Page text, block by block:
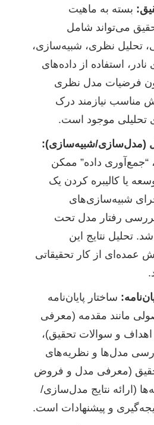
بسته به ماهیت
می‌تواند شامل
تحلیل نظری، شبیه‌سازی،
استفاده از داده‌های
فرضیات مدل نظری
مناسب نیازمند درک
تحلیلی موجود است.
(مدل‌سازی/شبیه‌سازی):
“جمع‌آوری داده” ممکن
یا کالیبره کردن یک
شبیه‌سازی‌های
بررسی رفتار مدل تحت
تحلیل نتایج این
عمده‌ای از کار تحقیقاتی
ساختار پایان‌نامه
مانند مقدمه (معرفی
و سوالات تحقیق)،
مدل‌ها و نظریه‌های
(معرفی مدل و فروض
(ارائه نتایج مدل‌سازی/
و پیشنهادات است.